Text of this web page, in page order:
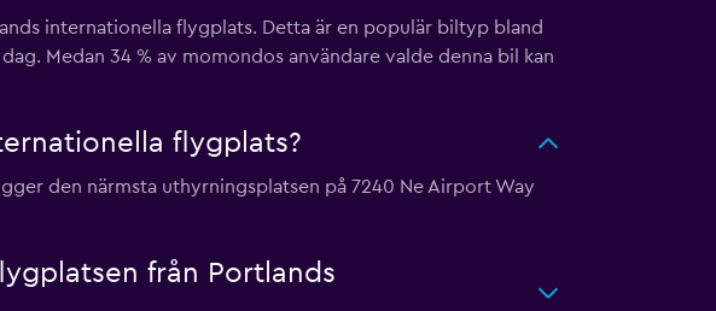
internationella flygplats. Detta är en populär biltyp bland
Medan 34 % av momondos användare valde denna bil kan
flygplats?
den närmsta uthyrningsplatsen på 7240 Ne Airport Way
från Portlands